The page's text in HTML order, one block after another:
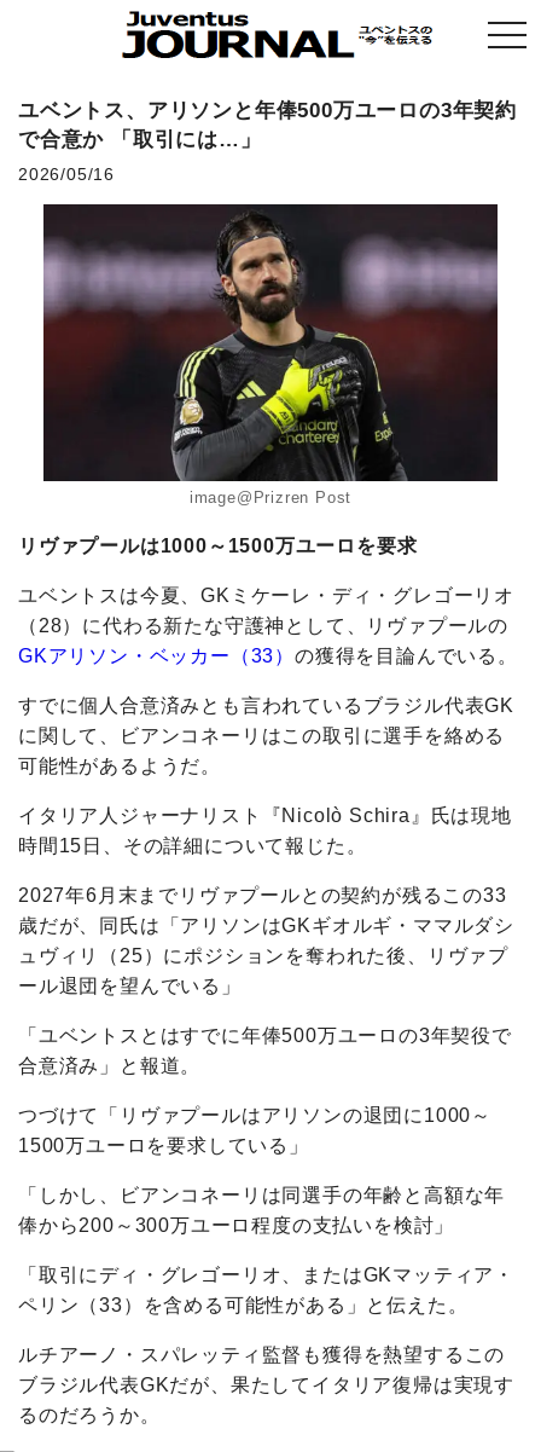
ユベントス、アリソンと年俸500万ユーロの3年契約
で合意か 「取引には…」
2026/05/16
image@Prizren Post
リヴァプールは1000～1500万ユーロを要求
ユベントスは今夏、GKミケーレ・ディ・グレゴーリオ
（28）に代わる新たな守護神として、リヴァプールの
GKアリソン・ベッカー（33）の獲得を目論んでいる。
すでに個人合意済みとも言われているブラジル代表GK
に関して、ビアンコネーリはこの取引に選手を絡める
可能性があるようだ。
イタリア人ジャーナリスト『Nicolò Schira』氏は現地
時間15日、その詳細について報じた。
2027年6月末までリヴァプールとの契約が残るこの33
歳だが、同氏は「アリソンはGKギオルギ・ママルダシ
ュヴィリ（25）にポジションを奪われた後、リヴァプ
ール退団を望んでいる」
「ユベントスとはすでに年俸500万ユーロの3年契役で
合意済み」と報道。
つづけて「リヴァプールはアリソンの退団に1000～
1500万ユーロを要求している」
「しかし、ビアンコネーリは同選手の年齢と高額な年
俸から200～300万ユーロ程度の支払いを検討」
「取引にディ・グレゴーリオ、またはGKマッティア・
ペリン（33）を含める可能性がある」と伝えた。
ルチアーノ・スパレッティ監督も獲得を熱望するこの
ブラジル代表GKだが、果たしてイタリア復帰は実現す
るのだろうか。